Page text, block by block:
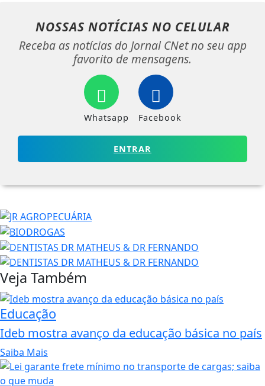
NOSSAS NOTÍCIAS NO CELULAR
Receba as notícias do Jornal CNet no seu app
favorito de mensagens.
Whatsapp Facebook
ENTRAR
Veja Também
Educação
Ideb mostra avanço da educação básica no país
Saiba Mais